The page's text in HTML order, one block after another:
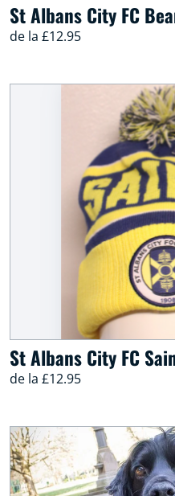
St Albans City FC
de la £12.95
St Albans City FC
de la £12.95